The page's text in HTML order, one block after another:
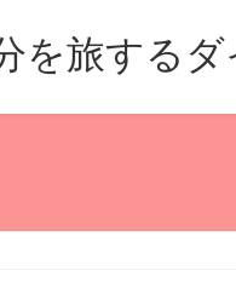
を旅する